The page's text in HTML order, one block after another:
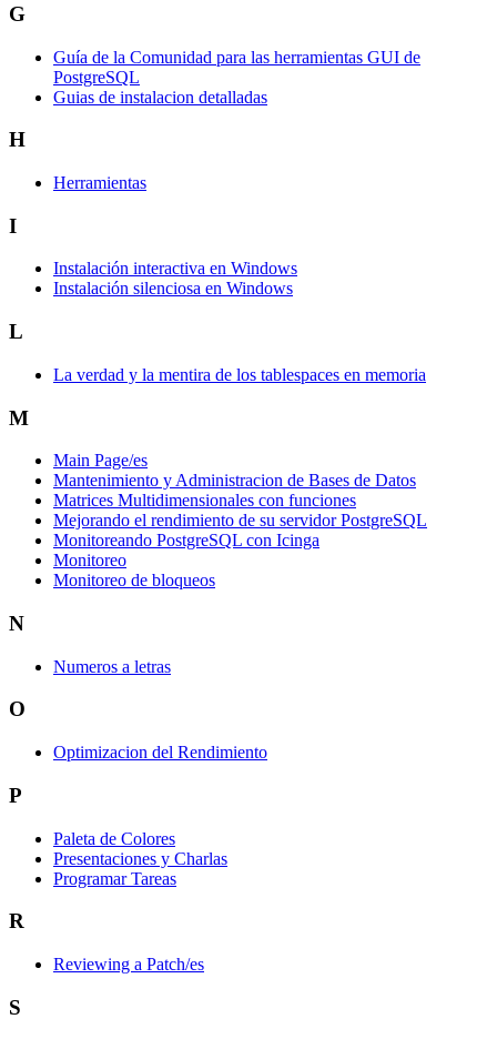
G
Guía de la Comunidad para las herramientas GUI de
PostgreSQL
Guias de instalacion detalladas
H
Herramientas
I
Instalación interactiva en Windows
Instalación silenciosa en Windows
L
La verdad y la mentira de los tablespaces en memoria
M
Main Page/es
Mantenimiento y Administracion de Bases de Datos
Matrices Multidimensionales con funciones
Mejorando el rendimiento de su servidor PostgreSQL
Monitoreando PostgreSQL con Icinga
Monitoreo
Monitoreo de bloqueos
N
Numeros a letras
O
Optimizacion del Rendimiento
P
Paleta de Colores
Presentaciones y Charlas
Programar Tareas
R
Reviewing a Patch/es
S